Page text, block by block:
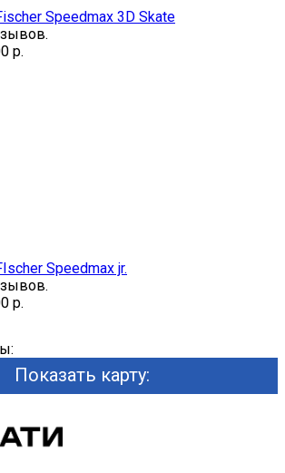
Speedmax 3D Skate
р.
Speedmax jr.
р.
Показать карту: